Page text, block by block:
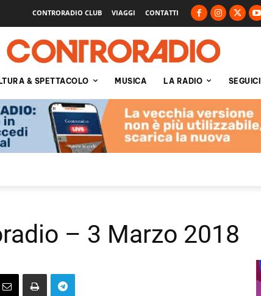
CONTRORADIO CLUB VIAGGI CONTATTI
& SPETTACOLO MUSICA LA RADIO SEGUICI
– 3 Marzo 2018